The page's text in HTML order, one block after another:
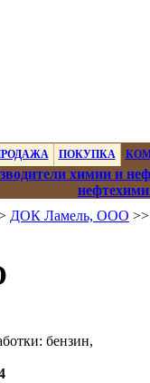
ПОКУПКА
химии и
ДОК Ламель, ООО
бензин,